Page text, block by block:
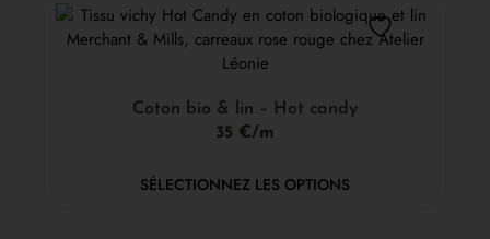
Coton bio & lin – Hot candy
35 €/m
SÉLECTIONNEZ LES OPTIONS